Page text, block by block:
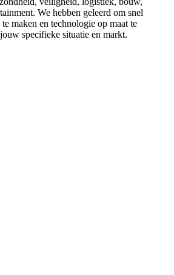
We hebben geleerd om snel
maken en technologie op maat te
specifieke situatie en markt.